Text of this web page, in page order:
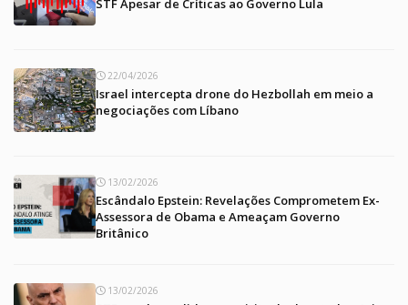
STF Apesar de Críticas ao Governo Lula
22/04/2026
Israel intercepta drone do Hezbollah em meio a
negociações com Líbano
13/02/2026
Escândalo Epstein: Revelações Comprometem Ex-
Assessora de Obama e Ameaçam Governo
Britânico
13/02/2026